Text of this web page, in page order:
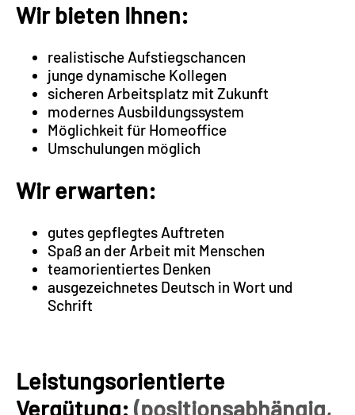
Wir bieten Ihnen:
realistische Aufstiegschancen
junge dynamische Kollegen
sicheren Arbeitsplatz mit Zukunft
modernes Ausbildungssystem
Möglichkeit für Homeoffice
Umschulungen möglich
Wir erwarten:
gutes gepflegtes Auftreten
Spaß an der Arbeit mit Menschen
teamorientiertes Denken
ausgezeichnetes Deutsch in Wort und
Schrift
Leistungsorientierte
Vergütung: (positionsabhängig,